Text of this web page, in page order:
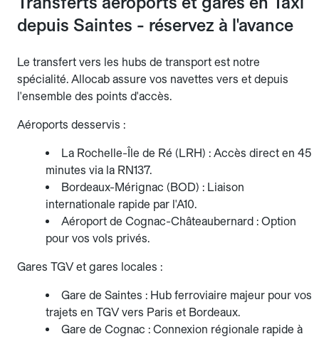
depuis Saintes - réservez à l'avance
Le transfert vers les hubs de transport est notre
spécialité. Allocab assure vos navettes vers et depuis
l'ensemble des points d'accès.
Aéroports desservis :
La Rochelle-Île de Ré (LRH) : Accès direct en 45
minutes via la RN137.
Bordeaux-Mérignac (BOD) : Liaison
internationale rapide par l'A10.
Aéroport de Cognac-Châteaubernard : Option
pour vos vols privés.
Gares TGV et gares locales :
Gare de Saintes : Hub ferroviaire majeur pour vos
trajets en TGV vers Paris et Bordeaux.
Gare de Cognac : Connexion régionale rapide à